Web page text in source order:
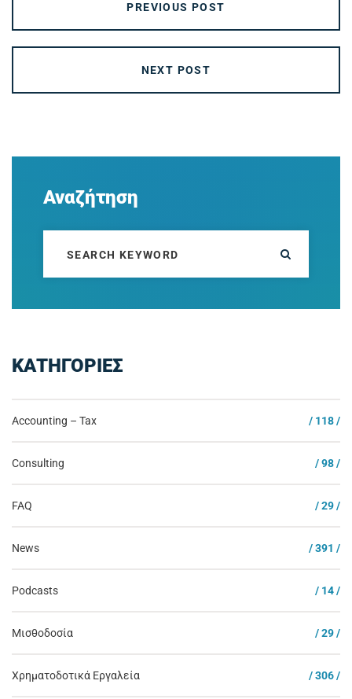
PREVIOUS POST
NEXT POST
Αναζήτηση
ΚΑΤΗΓΟΡΙΕΣ
Accounting – Tax / 118 /
Consulting / 98 /
FAQ / 29 /
News / 391 /
Podcasts / 14 /
Μισθοδοσία / 29 /
Χρηματοδοτικά Εργαλεία / 306 /